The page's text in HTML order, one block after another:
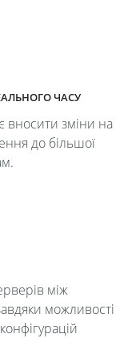
ЧАСУ
вносити зміни на
до більшої
між
можливості